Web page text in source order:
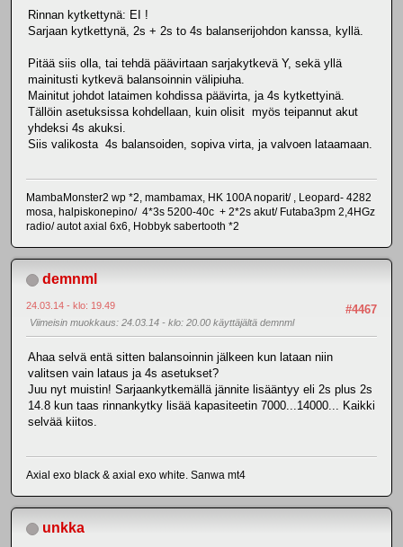
Rinnan kytkettynä: EI !
Sarjaan kytkettynä, 2s + 2s to 4s balanserijohdon kanssa, kyllä.
Pitää siis olla, tai tehdä päävirtaan sarjakytkevä Y, sekä yllä
mainitusti kytkevä balansoinnin välipiuha.
Mainitut johdot lataimen kohdissa päävirta, ja 4s kytkettyinä.
Tällöin asetuksissa kohdellaan, kuin olisit myös teipannut akut
yhdeksi 4s akuksi.
Siis valikosta 4s balansoiden, sopiva virta, ja valvoen lataamaan.
MambaMonster2 wp *2, mambamax, HK 100A noparit/ , Leopard- 4282
mosa, halpiskonepino/ 4*3s 5200-40c + 2*2s akut/ Futaba3pm 2,4HGz
radio/ autot axial 6x6, Hobbyk sabertooth *2
demnml
#4467
24.03.14 - klo: 19.49
Viimeisin muokkaus: 24.03.14 - klo: 20.00 käyttäjältä demnml
Ahaa selvä entä sitten balansoinnin jälkeen kun lataan niin
valitsen vain lataus ja 4s asetukset?
Juu nyt muistin! Sarjaankytkemällä jännite lisääntyy eli 2s plus 2s
14.8 kun taas rinnankytky lisää kapasiteetin 7000...14000... Kaikki
selvää kiitos.
Axial exo black & axial exo white. Sanwa mt4
unkka